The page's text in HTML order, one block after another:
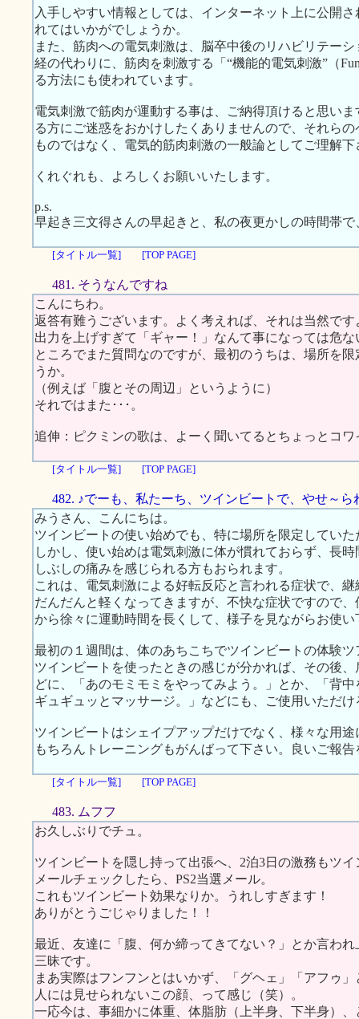
入手しやすい情報としては、インターネット上に公開
れてはいかがでしょうか。
また、筋肉への電気刺激は、脳卒中後のリハビリテー
経の代わりに、筋肉を刺激する「“機能的電気刺激”（
る方法にも使われています。
電気刺激で筋肉が運動する事は、ご納得頂けると思い
る方にご迷惑をおかけしたくありませんので、それら
ものではなく、電気的筋肉刺激の一般論としてご理解下
くれぐれも、よろしくお願いいたします。
p.s.
早起き三文得さんの早起きと、私の夜更かしの時間帯
[タイトル一覧] [TOP PAGE]
481. そうなんですね
こんにちわ。
返答有難うございます。よく考えれば、それは当然です
出力を上げすぎて「ギャー！」なんて事になっては危な
ところでまた質問なのですが、最初のうちは、場所を
うか。
（例えば「腹とその周辺」というように）
それではまた･･･。
追伸：ピクミンの歌は、よーく聞いてるとちょっとコ
[タイトル一覧] [TOP PAGE]
482. ♪でーも、私たーち、ツインビートで、やせ～ら
みうさん、こんにちは。
ツインビートの使い始めでも、特に場所を限定してい
しかし、使い始めは電気刺激に体が慣れておらず、長
しぶしの痛みを感じられる方もおられます。
これは、電気刺激による好転反応と言われる症状で、
だんだんと軽くなってきますが、不快な症状ですので
から徐々に運動時間を長くして、様子を見ながらお使い
最初の１週間は、体のあちこちでツインビートの体験
ツインビートを使ったときの感じが分かれば、その後
どに、「あのモミモミをやってみよう。」とか、「背
ギュギュッとマッサージ。」などにも、ご使用いただ
ツインビートはシェイプアップだけでなく、様々な用
もちろんトレーニングもがんばって下さい。良いご報
[タイトル一覧] [TOP PAGE]
483. ムフフ
お久しぶりでチュ。
ツインビートを隠し持って出張へ、2泊3日の激務もツ
メールチェックしたら、PS2当選メール。
これもツインビート効果なりか。うれしすぎます！
ありがとうごじゃりました！！
最近、友達に「腹、何か締ってきてない？」とか言わ
三昧です。
まあ実際はフンフンとはいかず、「グヘェ」「アフゥ
人には見せられないこの顔、って感じ（笑）。
一応今は、事細かに体重、体脂肪（上半身、下半身）